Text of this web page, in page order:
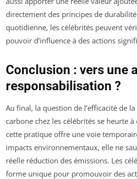
directement des principes de
quotidienne, les célébrités peuvent
pouvoir d’influence à des actions
Conclusion : vers une
responsabilisation ?
Au final, la question de l’efficacité de
carbone chez les célébrités se heurte
cette pratique offre une voie
impacts environnementaux, elle ne
réelle réduction des émissions. Les
forme unique pour promouvoir des